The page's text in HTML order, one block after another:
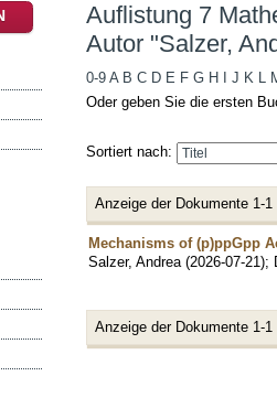
Auflistung 7
Autor "Salzer,
0-9 A B C D E F G H J K L
Oder geben Sie die ersten
Sortiert nach:
Anzeige der Dokumente 1-1
Mechanisms of (p)ppGpp
Salzer, Andrea (2026-07-21);
Anzeige der Dokumente 1-1